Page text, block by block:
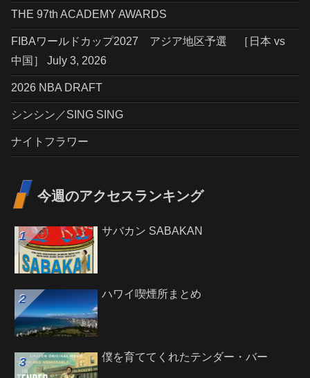
THE 97th ACADEMY AWARDS
FIBAワールドカップ2027 アジア地区予選 ［日本 vs
中国］ July 3, 2026
2026 NBA DRAFT
シンシン／SING SING
ナイトフラワー
今週のアクセスランキング
サバカン SABAKAN
ハワイ喫煙所まとめ
僕を育ててくれたテンダー・バー